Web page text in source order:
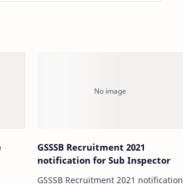
GSSSB Recruitment 2021
notification for Sub Inspector
GSSSB Recruitment 2021 notification